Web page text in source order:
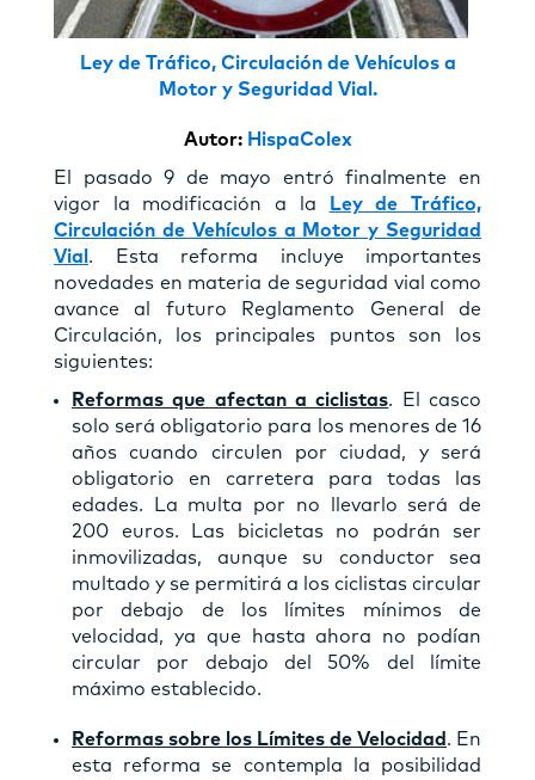
Ley de Tráfico, Circulación de Vehículos a
Motor y Seguridad Vial.
Autor:HispaColex
El pasado 9 de mayo entró finalmente en
vigor la modificación a la
Ley de Tráfico,
Circulación de Vehículos a Motor y Seguridad
Vial . Esta reforma incluye importantes
novedades en materia de seguridad vial como
avance al futuro Reglamento General de
Circulación, los principales puntos son los
siguientes:
Reformas que afectan a ciclistas. El casco
solo será obligatorio para los menores de 16
años cuando circulen por ciudad, y será
obligatorio en carretera para todas las
edades. La multa por no llevarlo será de
200 euros. Las bicicletas no podrán ser
inmovilizadas, aunque su conductor sea
multado y se permitirá a los ciclistas circular
por debajo de los límites mínimos de
velocidad, ya que hasta ahora no podían
circular por debajo del 50% del límite
máximo establecido.
Reformas sobre los Límites de Velocidad . En
esta reforma se contempla la posibilidad